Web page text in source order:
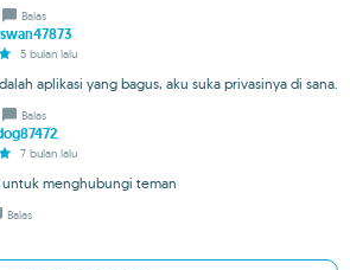
Balas
5 bulan lalu
aplikasi yang bagus, aku suka privasinya di sana.
Balas
7 bulan lalu
untuk menghubungi teman
Balas